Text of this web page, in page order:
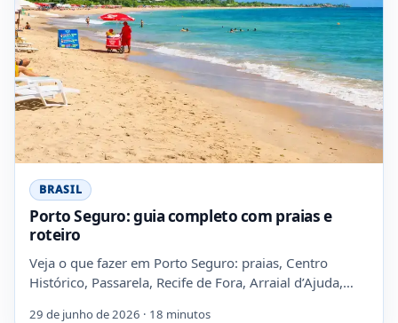
BRASIL
Porto Seguro: guia completo com praias e
roteiro
Veja o que fazer em Porto Seguro: praias, Centro
Histórico, Passarela, Recife de Fora, Arraial d’Ajuda,…
29 de junho de 2026 · 18 minutos